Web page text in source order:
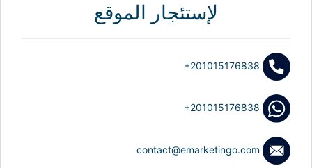
لإستئجار الموقع
+201015176838
+201015176838
contact@emarketingo.com